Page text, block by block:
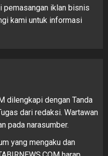
pemasangan iklan bisnis
kami untuk informasi
dilengkapi dengan Tanda
dari redaksi. Wartawan
pada narasumber.
yang mengaku dan